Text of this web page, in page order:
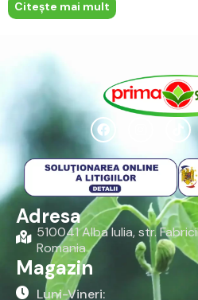
Citeşte mai mult
Adresa
510041 Alba Iulia, str.
Romania
Magazin
Luni-Vineri: